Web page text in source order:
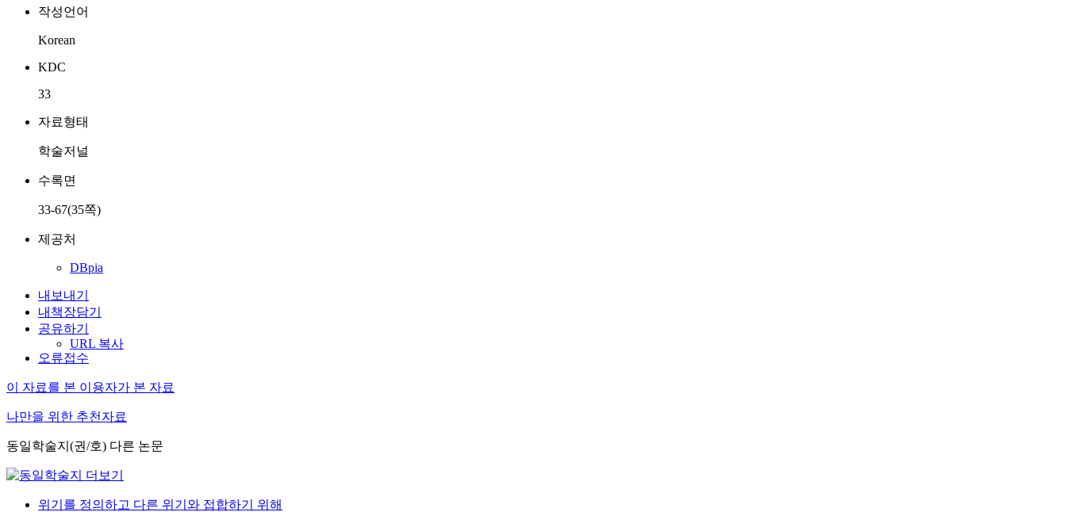
작성언어
Korean
KDC
33
자료형태
학술저널
수록면
33-67(35쪽)
제공처
DBpia
내보내기
내책장담기
공유하기
URL 복사
오류접수
이 자료를 본 이용자가 본 자료
나만을 위한 추천자료
동일학술지(권/호) 다른 논문
위기를 정의하고 다른 위기와 접합하기 위해